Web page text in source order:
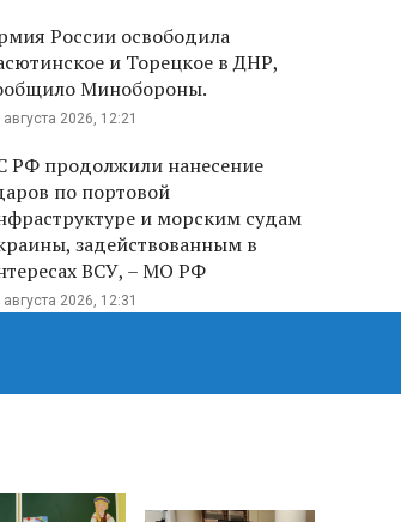
России освободила
и Торецкое в ДНР,
Минобороны.
августа 2026, 12:21
РФ продолжили нанесение
по портовой
и морским судам
задействованным в
ВСУ, – МО РФ
августа 2026, 12:31